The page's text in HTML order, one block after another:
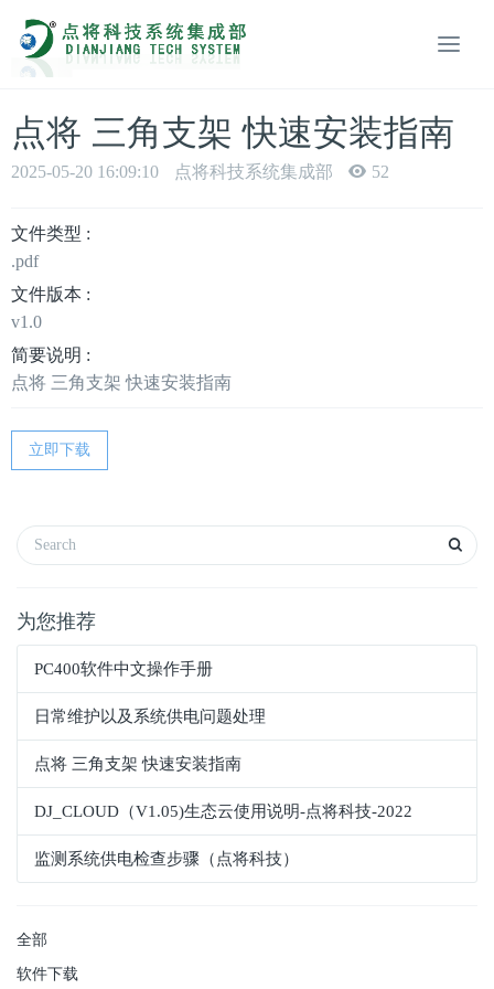
点将 三角支架 快速安装指南
2025-05-20 16:09:10 点将科技系统集成部 52
文件类型 :
.pdf
文件版本 :
v1.0
简要说明 :
点将 三角支架 快速安装指南
立即下载
为您推荐
PC400软件中文操作手册
日常维护以及系统供电问题处理
点将 三角支架 快速安装指南
DJ_CLOUD（V1.05)生态云使用说明-点将科技-2022
监测系统供电检查步骤（点将科技）
全部
软件下载